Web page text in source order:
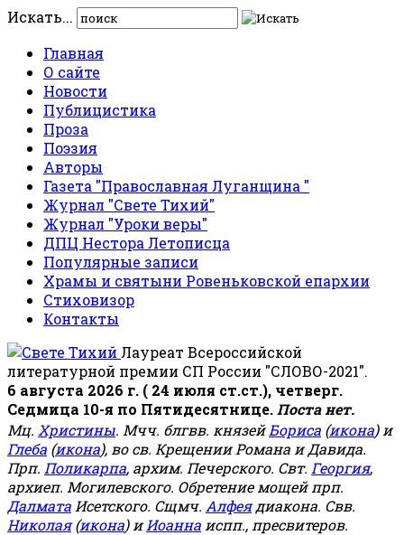
Искать...
Главная
О сайте
Новости
Публицистика
Проза
Поэзия
Авторы
Газета "Православная Луганщина "
Журнал "Свете Тихий"
Журнал "Уроки веры"
ДПЦ Нестора Летописца
Популярные записи
Храмы и святыни Ровеньковской епархии
Стиховизор
Контакты
Лауреат Всероссийской
литературной премии СП России "СЛОВО-2021".
6 августа 2026 г. ( 24 июля ст.ст.), четверг.
Седмица 10-я по Пятидесятнице. Поста нет.
Мц. Христины. Мчч. блгвв. князейБориса (икона) и
Глеба (икона), во св. Крещении Романа и Давида.
Прп. Поликарпа, архим. Печерского. Свт. Георгия,
архиеп. Могилевского. Обретение мощей прп.
Далмата Исетского. Сщмч. Алфеядиакона. Свв.
Николая(икона) иИоанна испп., пресвитеров.